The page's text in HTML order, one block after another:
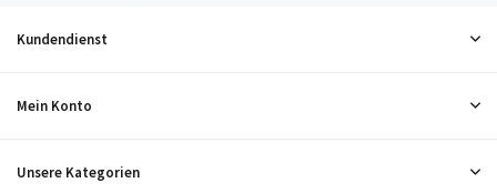
Kundendienst
Mein Konto
Unsere Kategorien